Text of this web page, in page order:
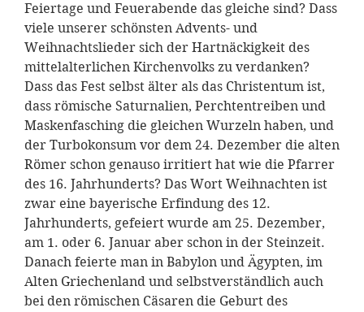
Feiertage und Feuerabende das gleiche sind? Dass
viele unserer schönsten Advents- und
Weihnachtslieder sich der Hartnäckigkeit des
mittelalterlichen Kirchenvolks zu verdanken?
Dass das Fest selbst älter als das Christentum ist,
dass römische Saturnalien, Perchtentreiben und
Maskenfasching die gleichen Wurzeln haben, und
der Turbokonsum vor dem 24. Dezember die alten
Römer schon genauso irritiert hat wie die Pfarrer
des 16. Jahrhunderts? Das Wort Weihnachten ist
zwar eine bayerische Erfindung des 12.
Jahrhunderts, gefeiert wurde am 25. Dezember,
am 1. oder 6. Januar aber schon in der Steinzeit.
Danach feierte man in Babylon und Ägypten, im
Alten Griechenland und selbstverständlich auch
bei den römischen Cäsaren die Geburt des